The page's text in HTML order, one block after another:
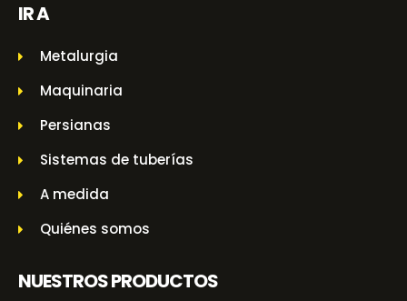
IR A
Metalurgia
Maquinaria
Persianas
Sistemas de tuberías
A medida
Quiénes somos
NUESTROS PRODUCTOS